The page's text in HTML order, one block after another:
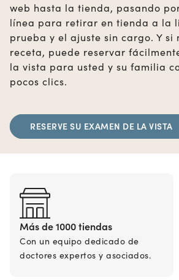
web hasta la tienda, pasando
línea para retirar en tienda a la
prueba y el ajuste sin cargo. Y si
receta, puede reservar
la vista para usted y su familia
pocos clics.
RESERVE SU EXAMEN DE LA VISTA
Más de 1000 tiendas
Con un equipo dedicado de
doctores expertos y asociados.